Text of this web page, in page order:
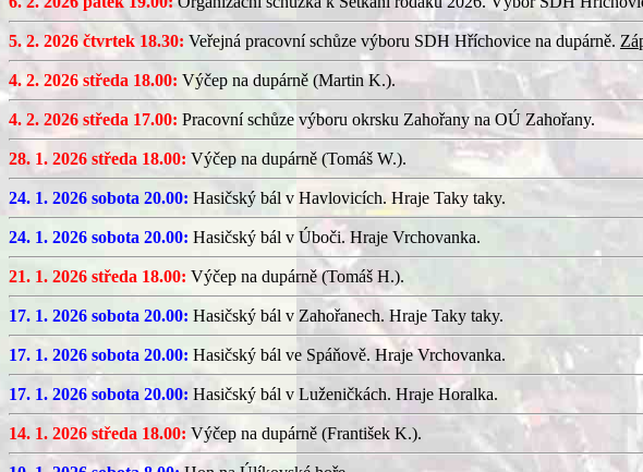
5. 2. 2026 čtvrtek 18.30: Veřejná pracovní schůze výboru SDH Hříchovice na dupárně.
4. 2. 2026 středa 18.00: Výčep na dupárně (Martin K.).
4. 2. 2026 středa 17.00: Pracovní schůze výboru okrsku Zahořany na OÚ Zahořany.
28. 1. 2026 středa 18.00: Výčep na dupárně (Tomáš W.).
24. 1. 2026 sobota 20.00: Hasičský bál v Havlovicích. Hraje Taky taky.
24. 1. 2026 sobota 20.00: Hasičský bál v Úboči. Hraje Vrchovanka.
21. 1. 2026 středa 18.00: Výčep na dupárně (Tomáš H.).
17. 1. 2026 sobota 20.00: Hasičský bál v Zahořanech. Hraje Taky taky.
17. 1. 2026 sobota 20.00: Hasičský bál ve Spáňově. Hraje Vrchovanka.
17. 1. 2026 sobota 20.00: Hasičský bál v Luženičkách. Hraje Horalka.
14. 1. 2026 středa 18.00: Výčep na dupárně (František K.).